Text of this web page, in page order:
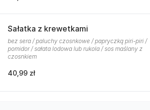
Sałatka z krewetkami
bez sera / paluchy czosnkowe / papryczką piri-piri /
pomidor / sałata lodowa lub rukola / sos maślany z
czosnkiem
40,99 zł